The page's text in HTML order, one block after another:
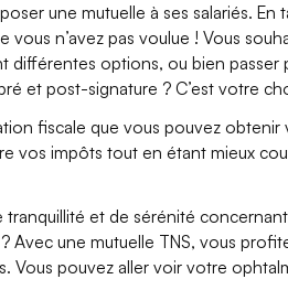
une mutuelle à ses salariés. En
vous n’avez pas voulue ! Vous
différentes options, ou bien passer
et post-signature ? C’est votre
fiscale que vous pouvez obtenir
vos impôts tout en étant mieux
tranquillité et de sérénité
? Avec une mutuelle TNS, vous
Vous pouvez aller voir votre